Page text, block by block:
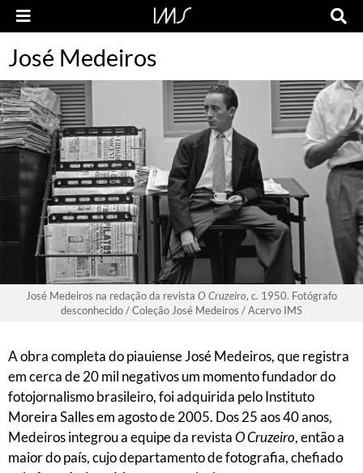
José Medeiros
José Medeiros na redação da revista O Cruzeiro, c. 1950. Fotógrafo
desconhecido / Coleção José Medeiros / Acervo IMS
A obra completa do piauiense José Medeiros, que registra
em cerca de 20 mil negativos um momento fundador do
fotojornalismo brasileiro, foi adquirida pelo Instituto
Moreira Salles em agosto de 2005. Dos 25 aos 40 anos,
Medeiros integrou a equipe da revistaO Cruzeiro, então a
maior do país, cujo departamento de fotografia, chefiado